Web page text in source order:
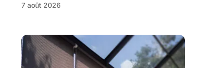
7 août 2026